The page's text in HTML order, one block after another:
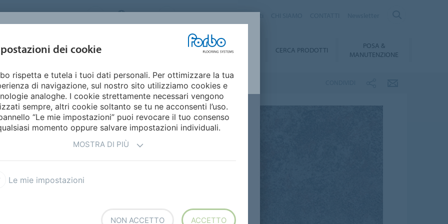
FLOORING SYSTEMS ITALY
PRODOTTI DOWNLOAD CERCA PRODOTTI
POSA &
MANUTENZIONE
delle collezioni
del legno e propone
dei cookie
rispetta e tutela i tuoi dati personali. Per ottimizzare la tua
di navigazione, sul nostro sito utilizziamo cookies e
analoghe. I cookie strettamente necessari vengono
sempre, altri cookie soltanto se tu ne acconsenti l’uso.
“Le mie impostazioni” puoi revocare il tuo consenso
momento oppure salvare impostazioni individuali.
MOSTRA DI PIÙ
Le mie impostazioni
NON ACCETTO ACCETTO